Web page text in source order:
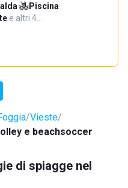
· Piscina·
·e altri 4…
Vieste
e beachsoccer
di spiagge nel